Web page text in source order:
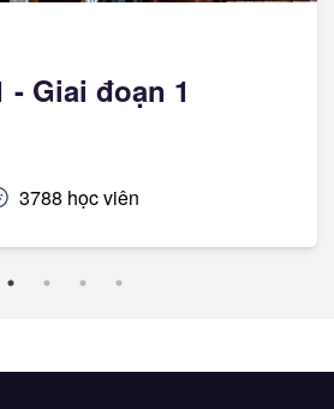
- Giai đoạn 1
3788 học viên